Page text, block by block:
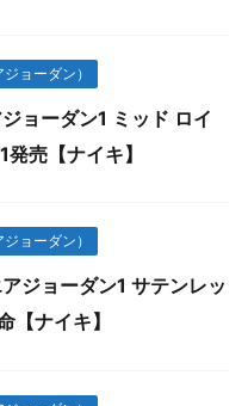
ョーダン）
ョーダン1 ミッド ロイ
売【ナイキ】
ョーダン）
ジョーダン1 サテンレッ
【ナイキ】